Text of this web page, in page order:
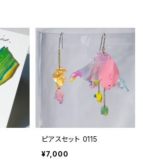
ピアスセット 0115
¥7,000